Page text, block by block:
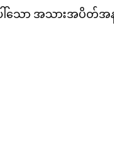
ေါ်သော အသားအပိတ်အ